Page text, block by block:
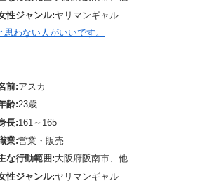
性ジャンル:ヤリマンギャル
わない人がいいです。
前:アスカ
齢:23歳
長:161～165
業:営業・販売
な行動範囲:大阪府阪南市、他
性ジャンル:ヤリマンギャル